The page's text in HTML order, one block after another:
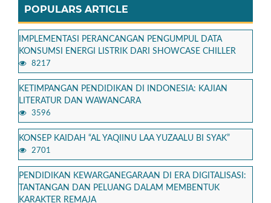
POPULARS ARTICLE
IMPLEMENTASI PERANCANGAN PENGUMPUL DATA
KONSUMSI ENERGI LISTRIK DARI SHOWCASE CHILLER
8217
KETIMPANGAN PENDIDIKAN DI INDONESIA: KAJIAN
LITERATUR DAN WAWANCARA
3596
KONSEP KAIDAH “AL YAQIINU LAA YUZAALU BI SYAK”
2701
PENDIDIKAN KEWARGANEGARAAN DI ERA DIGITALISASI:
TANTANGAN DAN PELUANG DALAM MEMBENTUK
KARAKTER REMAJA